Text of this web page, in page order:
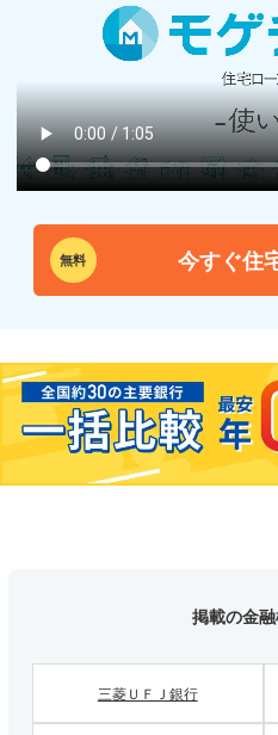
無料 今すぐ住
掲載の金
三菱ＵＦＪ銀行